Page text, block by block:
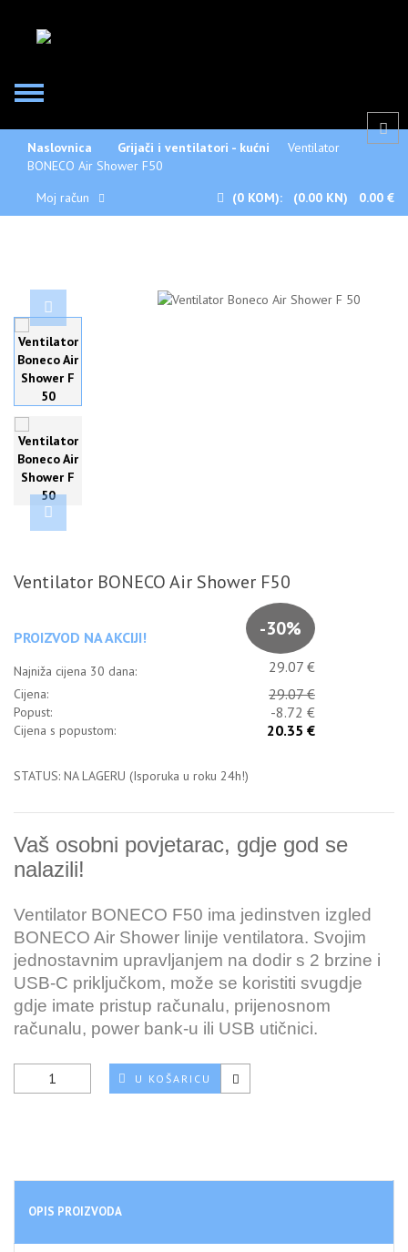
Naslovnica Grijači i ventilatori - kućni
Ventilator
BONECO Air Shower F50
(0 KOM): (0.00 KN) 0.00 €
Moj račun
Ventilator BONECO Air Shower F50
PROIZVOD NA AKCIJI! -30%
Najniža cijena 30 dana: 29.07 €
Cijena: 29.07 €
Popust: -8.72 €
Cijena s popustom: 20.35 €
STATUS: NA LAGERU (Isporuka u roku 24h!)
Vaš osobni povjetarac, gdje god se
nalazili!
Ventilator BONECO F50 ima jedinstven izgled
BONECO Air Shower linije ventilatora. Svojim
jednostavnim upravljanjem na dodir s 2 brzine i
USB-C priključkom, može se koristiti svugdje
gdje imate pristup računalu, prijenosnom
računalu, power bank-u ili USB utičnici.
U KOŠARICU
OPIS PROIZVODA